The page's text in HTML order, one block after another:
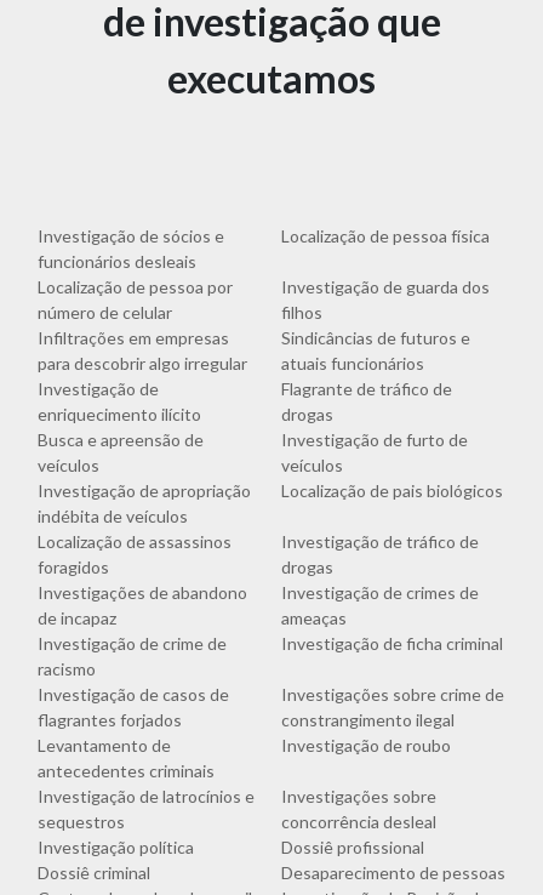
de investigação que
executamos
Investigação de sócios e
funcionários desleais
Localização de pessoa física
Localização de pessoa por
número de celular
Investigação de guarda dos
filhos
Infiltrações em empresas
para descobrir algo irregular
Sindicâncias de futuros e
atuais funcionários
Investigação de
enriquecimento ilícito
Flagrante de tráfico de
drogas
Busca e apreensão de
veículos
Investigação de furto de
veículos
Investigação de apropriação
indébita de veículos
Localização de pais biológicos
Localização de assassinos
foragidos
Investigação de tráfico de
drogas
Investigações de abandono
de incapaz
Investigação de crimes de
ameaças
Investigação de crime de
racismo
Investigação de ficha criminal
Investigação de casos de
flagrantes forjados
Investigações sobre crime de
constrangimento ilegal
Levantamento de
antecedentes criminais
Investigação de roubo
Investigação de latrocínios e
sequestros
Investigações sobre
concorrência desleal
Investigação política
Dossiê profissional
Dossiê criminal
Desaparecimento de pessoas